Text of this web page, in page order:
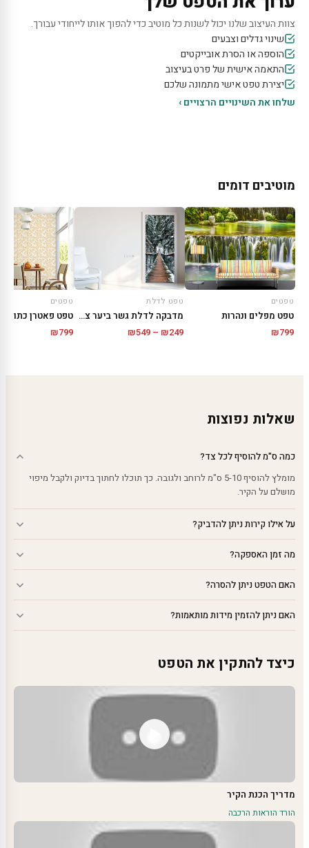
צוות העיצוב שלנו יכול לשנות כל מוטיב כדי להפוך אותו לייחודי עבורך.
שינוי גדלים וצבעים
הוספה או הסרת אובייקטים
התאמה אישית של פרט בעיצוב
יצירת טפט אישי מתמונה שלכם
שלחו את השינויים הרצויים ›
מוטיבים דומים
טפטים
טפט מפלים ונהרות
₪799
טפט לדלת
מדבקה לדלת גשר ביער צפוני
₪249
–
₪549
טפטים
טפט פאטרן כתום
₪799
שאלות נפוצות
כמה ס"מ להוסיף לכל צד?
מומלץ להוסיף 5-10 ס"מ לרוחב ולגובה. כך תוכלו לחתוך בדיוק ולקבל מיפוי
מושלם על הקיר.
על אילו קירות ניתן להדביק?
מה זמן האספקה?
האם הטפט ניתן להסרה?
האם ניתן להזמין מידות מותאמות?
כיצד להתקין את הטפט
מדריך הכנת הקיר
הורד הוראות הרכבה